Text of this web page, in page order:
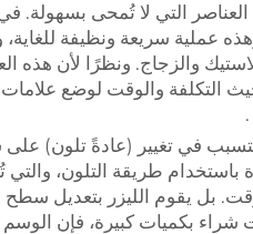
التي لا تُمحى بسهولة.
عملية سريعة ونظيفة
والزجاج. ونظرًا لأن هذه
التكلفة والوقت لوضع
.
في تغيير (عادةً تلون)
طريقة التلون، والتي
بل يقوم الليزر بتعديل سطح
بكميات كبيرة، فإن